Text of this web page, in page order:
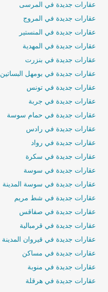
عقارات جديدة في المرسى
عقارات جديدة في المروج
عقارات جديدة في المنستير
عقارات جديدة في المهدية
عقارات جديدة في بنزرت
عقارات جديدة في بومهل البساتين
عقارات جديدة في تونس
عقارات جديدة في جربة
عقارات جديدة في حمام سوسة
عقارات جديدة في رادس
عقارات جديدة في رواد
عقارات جديدة في سكرة
عقارات جديدة في سوسة
عقارات جديدة في سوسة المدينة
عقارات جديدة في شط مريم
عقارات جديدة في صفاقس
عقارات جديدة في قرمبالية
عقارات جديدة في قيروان المدينة
عقارات جديدة في مساكن
عقارات جديدة في منوبة
عقارات جديدة في هرقلة